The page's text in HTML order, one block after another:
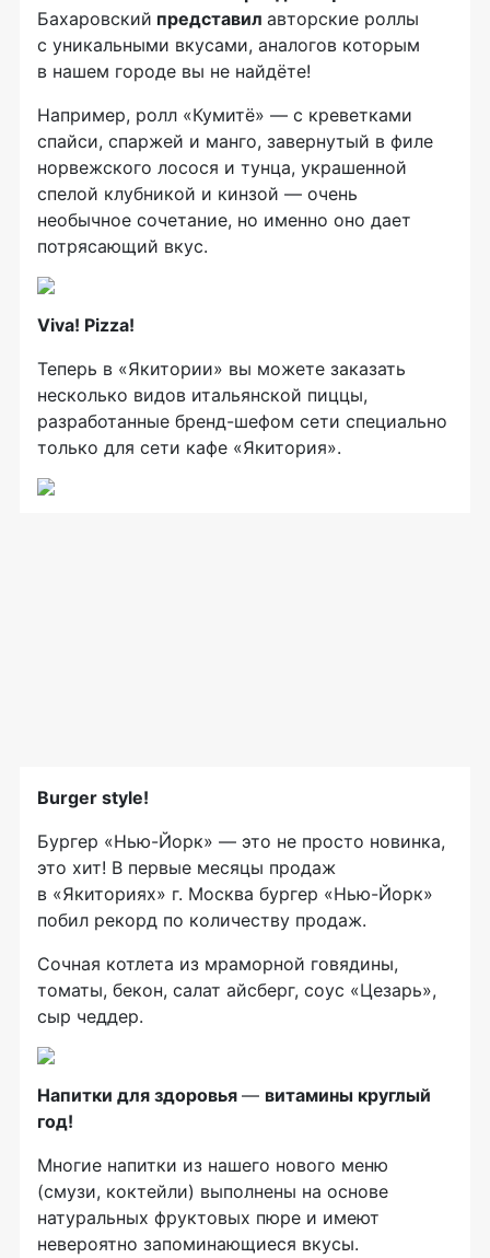
Бахаровский представил авторские роллы
с уникальными вкусами, аналогов которым
в нашем городе вы не найдёте!
Например, ролл «Кумитё» — с креветками
спайси, спаржей и манго, завернутый в филе
норвежского лосося и тунца, украшенной
спелой клубникой и кинзой — очень
необычное сочетание, но именно оно дает
потрясающий вкус.
Viva! Pizza!
Теперь в «Якитории» вы можете заказать
несколько видов итальянской пиццы,
разработанные бренд-шефом сети специально
только для сети кафе «Якитория».
Burger style!
Бургер «Нью-Йорк» — это не просто новинка,
это хит! В первые месяцы продаж
в «Якиториях» г. Москва бургер «Нью-Йорк»
побил рекорд по количеству продаж.
Сочная котлета из мраморной говядины,
томаты, бекон, салат айсберг, соус «Цезарь»,
сыр чеддер.
Напитки для здоровья — витамины круглый
год!
Многие напитки из нашего нового меню
(смузи, коктейли) выполнены на основе
натуральных фруктовых пюре и имеют
невероятно запоминающиеся вкусы.